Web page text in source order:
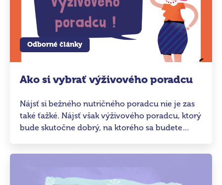
Odborné články
Ako si vybrať výživového poradcu
Nájsť si bežného nutričného poradcu nie je zas
také ťažké. Nájsť však výživového poradcu, ktorý
bude skutočne dobrý, na ktorého sa budete
je väčší oriešok.